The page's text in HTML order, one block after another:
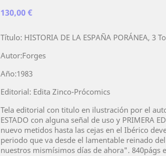
130,00 €
Título: HISTORIA DE LA ESPAÑA PORÁNEA, 3
Autor:Forges
Año:1983
Editorial: Edita Zinco-Prócomics
Tela editorial con titulo en ilustración por el
ESTADO con alguna señal de uso y PRIMERA
nuevo metidos hasta las cejas en el Ibérico
periodo que va desde el lamentable reinado
nuestros mismísimos días de ahora". 840págs